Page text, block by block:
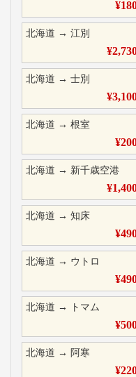
¥
北海道 → 江別
¥
北海道 → 士別
¥
北海道 → 根室
¥
北海道 → 新千歳空港
¥
北海道 → 知床
¥
北海道 → ウトロ
¥
北海道 → トマム
¥
北海道 → 阿寒
¥